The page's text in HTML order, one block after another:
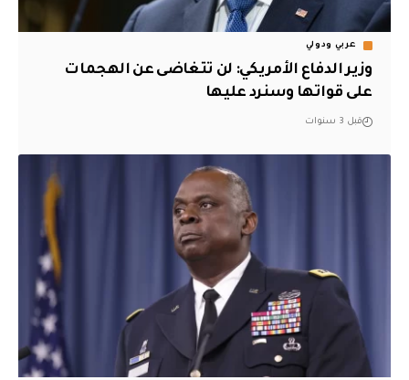
عربي ودولي
وزير الدفاع الأمريكي: لن تتغاضى عن الهجمات
على قواتها وسنرد عليها
قبل 3 سنوات